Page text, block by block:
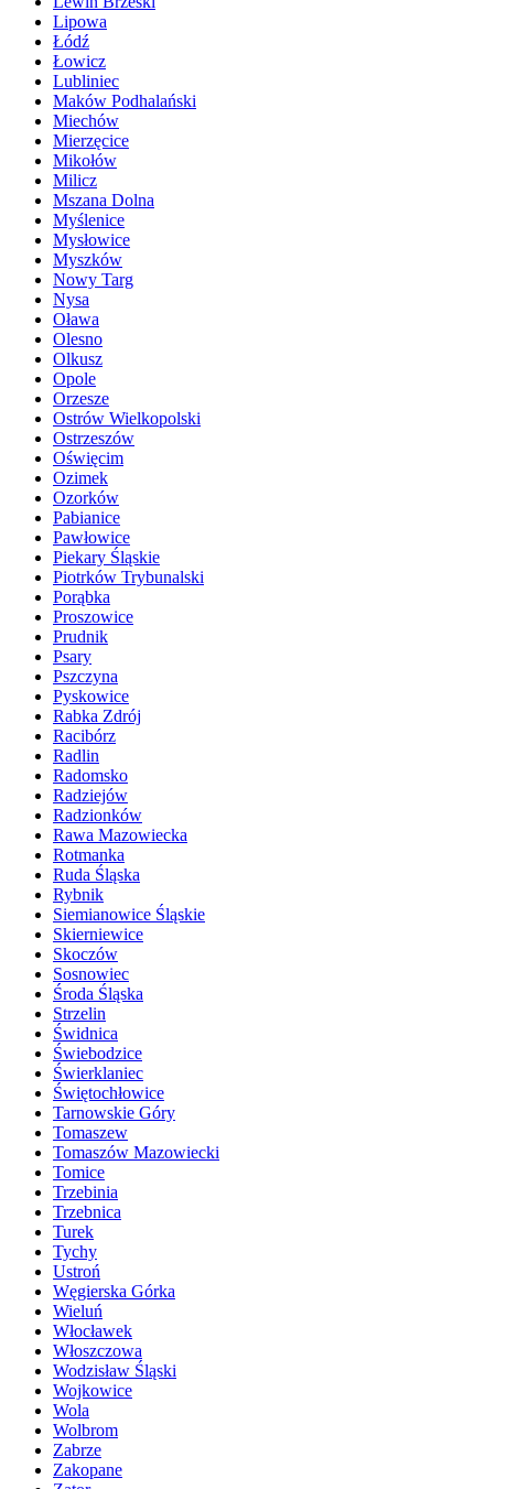
Lipowa
Łódź
Łowicz
Lubliniec
Maków Podhalański
Miechów
Mierzęcice
Mikołów
Milicz
Mszana Dolna
Myślenice
Mysłowice
Myszków
Nowy Targ
Nysa
Oława
Olesno
Olkusz
Opole
Orzesze
Ostrów Wielkopolski
Ostrzeszów
Oświęcim
Ozimek
Ozorków
Pabianice
Pawłowice
Piekary Śląskie
Piotrków Trybunalski
Porąbka
Proszowice
Prudnik
Psary
Pszczyna
Pyskowice
Rabka Zdrój
Racibórz
Radlin
Radomsko
Radziejów
Radzionków
Rawa Mazowiecka
Rotmanka
Ruda Śląska
Rybnik
Siemianowice Śląskie
Skierniewice
Skoczów
Sosnowiec
Środa Śląska
Strzelin
Świdnica
Świebodzice
Świerklaniec
Świętochłowice
Tarnowskie Góry
Tomaszew
Tomaszów Mazowiecki
Tomice
Trzebinia
Trzebnica
Turek
Tychy
Ustroń
Węgierska Górka
Wieluń
Włocławek
Włoszczowa
Wodzisław Śląski
Wojkowice
Wola
Wolbrom
Zabrze
Zakopane